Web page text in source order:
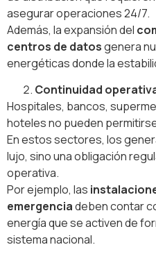
asegurar operaciones 24/7.
Además, la expansión del
centros de datosgenera
energéticas donde la
Continuidad
Hospitales, bancos,
hoteles no pueden
En estos sectores, los
lujo, sino una obligación
operativa.
Por ejemplo, las
emergenciadeben contar
energía que se activen de
sistema nacional.